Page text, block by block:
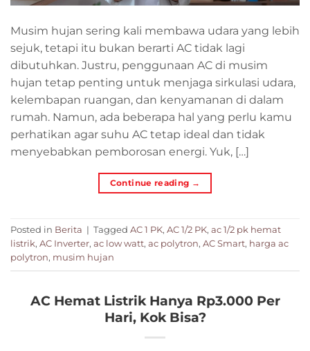
Musim hujan sering kali membawa udara yang lebih
sejuk, tetapi itu bukan berarti AC tidak lagi
dibutuhkan. Justru, penggunaan AC di musim
hujan tetap penting untuk menjaga sirkulasi udara,
kelembapan ruangan, dan kenyamanan di dalam
rumah. Namun, ada beberapa hal yang perlu kamu
perhatikan agar suhu AC tetap ideal dan tidak
menyebabkan pemborosan energi. Yuk, […]
Continue reading →
Posted in Berita | Tagged AC 1 PK, AC 1/2 PK, ac 1/2 pk hemat
listrik, AC Inverter, ac low watt, ac polytron, AC Smart, harga ac
polytron, musim hujan
AC Hemat Listrik Hanya Rp3.000 Per
Hari, Kok Bisa?